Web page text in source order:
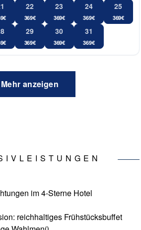
€
22
369€
23
369€
24
369€
25
369€
€
29
369€
30
369€
31
369€
Mehr anzeigen
im 4-Sterne Hotel
reichhaltiges Frühstücksbuffet